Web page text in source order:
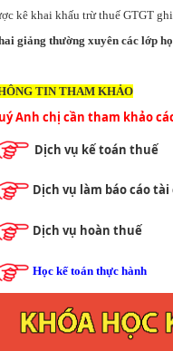
kê khai khấu trừ thuế GTGT
giảng thường xuyên các lớp
TIN THAM KHẢO
Anh chị cần tham khảo
Dịch vụ kế toán thuế
Dịch vụ làm báo cáo
Dịch vụ hoàn thuế
Học kế toán thực hành